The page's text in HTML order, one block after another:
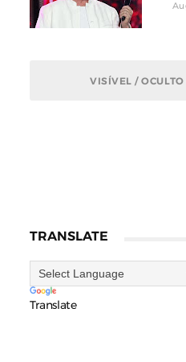
VISÍVEL / OCULTO
TRANSLATE
Translate